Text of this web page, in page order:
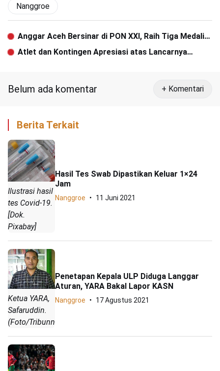
Nanggroe
Anggar Aceh Bersinar di PON XXI, Raih Tiga Medali
dalam Dua Hari
Atlet dan Kontingen Apresiasi atas Lancarnya
Belum ada komentar + Komentari
Berita Terkait
Ilustrasi hasil
tes Covid-19.
[Dok.
Pixabay]
Hasil Tes Swab Dipastikan Keluar 1×24
Jam
Nanggroe 11 Juni 2021
Ketua YARA,
Safaruddin.
(Foto/Tribunnews)
Penetapan Kepala ULP Diduga Langgar
Aturan, YARA Bakal Lapor KASN
Nanggroe 17 Agustus 2021